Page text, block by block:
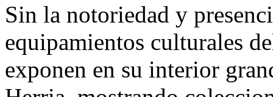
Sin la notoriedad y
equipamientos culturales
exponen en su interior